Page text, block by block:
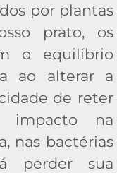
por plantas
prato, os
o equilíbrio
ao alterar a
de reter
impacto na
nas bactérias
perder sua